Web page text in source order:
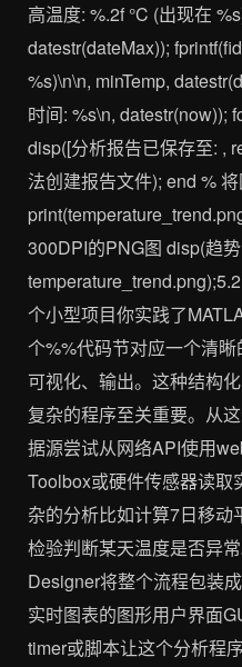
高温度: %.2f °C (出现在
datestr(dateMax));
%s)\n\n, minTemp,
时间: %s\n, datestr(now));
disp([分析报告已保存至: ,
法创建报告文件); end %
300DPI的PNG图 disp(趋
个小型项目你实践了
个%%代码节对应一个清晰
可视化、输出。这种结构
复杂的程序至关重要。从
据源尝试从网络API使用
Toolbox或硬件传感器读取
杂的分析比如计算7日移
检验判断某天温度是否异
Designer将整个流程包装
实时图表的图形用户界面
timer或脚本让这个分析程